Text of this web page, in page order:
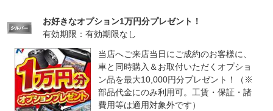
お好きなオプション1万円分プレゼント！
有効期限：有効期限なし
当店へご来店当日にご成約のお客様に、
車と同時購入＆お取付いただくオプショ
ン品を最大10,000円分プレゼント！（※
部品代金にのみ利用可。工賃・保証・諸
費用等は適用対象外です）